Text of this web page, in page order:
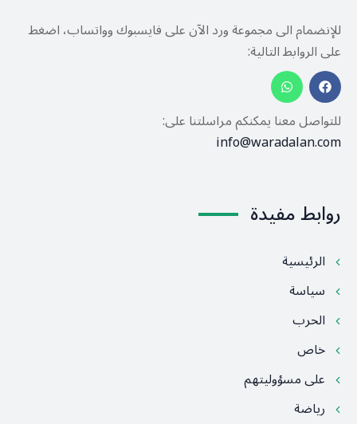
للإنضمام الى مجموعة ورد الآن على فايسبوك وواتساب، اضغط
على الروابط التالية:
للتواصل معنا يمكنكم مراسلتنا على:
info@waradalan.com
روابط مفيدة
الرئيسية
سياسة
الحرب
خاص
على مسؤوليتهم
رياضة